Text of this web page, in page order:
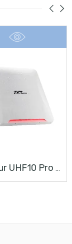
Lecteur UHF10 Pro Longue Distance